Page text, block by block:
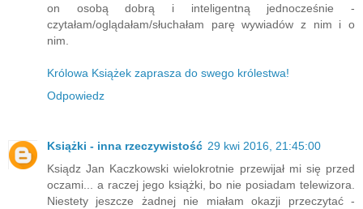
on osobą dobrą i inteligentną jednocześnie -
czytałam/oglądałam/słuchałam parę wywiadów z nim i o
nim.
Królowa Książek zaprasza do swego królestwa!
Odpowiedz
Książki - inna rzeczywistość 29 kwi 2016, 21:45:00
Ksiądz Jan Kaczkowski wielokrotnie przewijał mi się przed
oczami... a raczej jego książki, bo nie posiadam telewizora.
Niestety jeszcze żadnej nie miałam okazji przeczytać -